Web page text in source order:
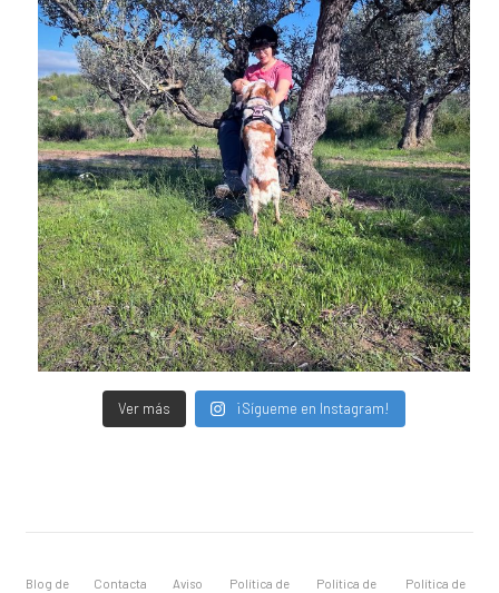
Ver más ¡Sígueme en Instagram!
Blog de Contacta Aviso Política de Política de Política de